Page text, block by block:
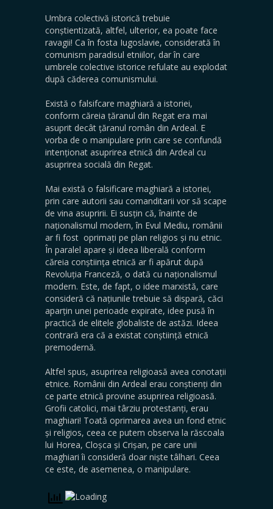
Umbra colectivă istorică trebuie
conștientizată, altfel, ulterior, ea poate face
ravagii! Ca în fosta Iugoslavie, considerată în
comunism paradisul etniilor, dar în care
umbrele colective istorice refulate au explodat
după căderea comunismului.
Există o falsifcare maghiară a istoriei,
conform căreia țăranul din Regat era mai
asuprit decât țăranul român din Ardeal. E
vorba de o manipulare prin care se confundă
intenționat asuprirea etnică din Ardeal cu
asuprirea socială din Regat.
Mai există o falsificare maghiară a istoriei,
prin care autorii sau comanditarii vor să scape
de vina asupririi. Ei susțin că, înainte de
naționalismul modern, în Evul Mediu, românii
ar fi fost oprimați pe plan religios și nu etnic.
În paralel apare și ideea liberală conform
căreia conștiința etnică ar fi apărut după
Revoluția Franceză, o dată cu naționalismul
modern. Este, de fapt, o idee marxistă, care
consideră că națiunile trebuie să dispară, căci
aparțin unei perioade expirate, idee pusă în
practică de elitele globaliste de astăzi. Ideea
contrară era că a existat conștiință etnică
premodernă.
Altfel spus, asuprirea religioasă avea conotații
etnice. Românii din Ardeal erau conștienți din
ce parte etnică provine asuprirea religioasă.
Grofii catolici, mai târziu protestanți, erau
maghiari! Toată oprimarea avea un fond etnic
și religios, ceea ce putem observa la răscoala
lui Horea, Cloșca și Crișan, pe care unii
maghiari îi consideră doar niște tâlhari. Ceea
ce este, de asemenea, o manipulare.